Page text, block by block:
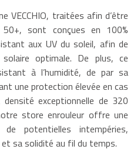
VECCHIO, traitées afin d’être
sont conçues en 100%
aux UV du soleil, afin de
optimale. De plus, ce
à l’humidité, de par sa
une protection élevée en cas
exceptionnelle de 320
store enrouleur offre une
potentielles intempéries,
sa solidité au fil du temps.